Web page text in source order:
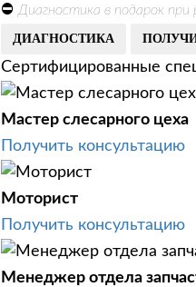
⛔ Диагностика в подарок
ДИАГНОСТИКА
Сертифицированные
Мастер слесарного цеха
Получить консультацию
Моторист
Получить консультацию
Менеджер отдела